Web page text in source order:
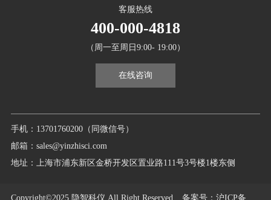
手机：13701760200（同微信号）
邮箱：sales@yinzhisci.com
地址：上海市浦东新区金桥开发区置业路111号3号楼1楼东侧
客服热线
400-000-4818
（周一至周日9:00- 19:00）
在线咨询
Copyright©2025 隐智科仪 All Right Reserved. 备案号：沪ICP备